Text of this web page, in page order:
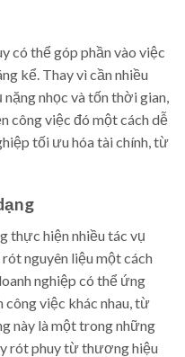
có thể góp phần vào việc
kể. Thay vì cần nhiều
nhọc và tốn thời gian,
công việc đó một cách dễ
tối ưu hóa tài chính, từ
thực hiện nhiều tác vụ
rót nguyên liệu một cách
nghiệp có thể ứng
công việc khác nhau, từ
này là một trong những
rót phuy từ thương hiệu